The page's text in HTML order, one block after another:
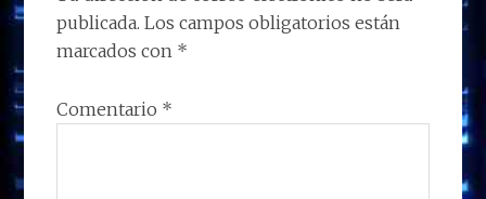
k
p
r
LECTORES
publicada. Los campos obligatorios están
marcados con *
Comentario *